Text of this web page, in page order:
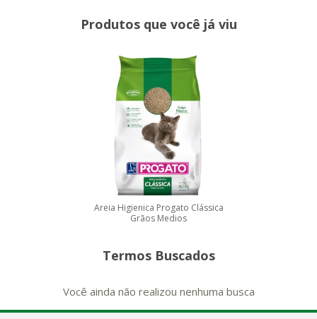
Produtos que você já viu
Areia Higienica Progato Clássica
Grãos Medios
Termos Buscados
Você ainda não realizou nenhuma busca